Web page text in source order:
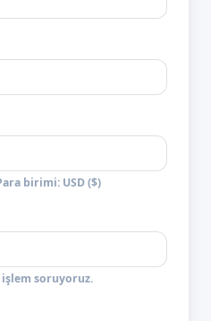
birimi: USD ($)
soruyoruz.